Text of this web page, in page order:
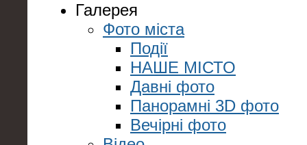
Галерея
Фото міста
Події
НАШЕ МІСТО
Давні фото
Панорамні 3D фото
Вечірні фото